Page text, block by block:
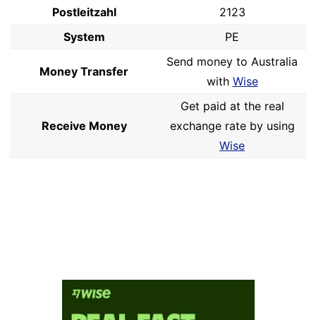
Postleitzahl
2123
System
PE
Money Transfer
Send money to Australia
with Wise
Receive Money
Get paid at the real
exchange rate by using
Wise